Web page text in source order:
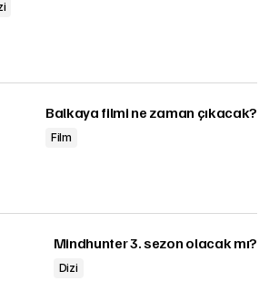
Balkaya filmi ne zaman çıkacak?
Film
Mindhunter 3. sezon olacak mı?
Dizi